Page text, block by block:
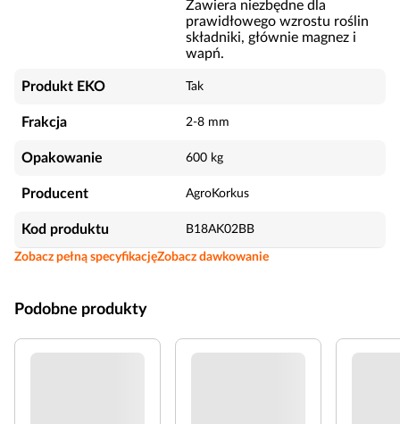
Zawiera niezbędne dla
prawidłowego wzrostu roślin
składniki, głównie magnez i
wapń.
Produkt EKO Tak
Frakcja 2-8 mm
Opakowanie 600 kg
Producent AgroKorkus
Kod produktu B18AK02BB
Zobacz pełną specyfikacjęZobacz dawkowanie
Podobne produkty